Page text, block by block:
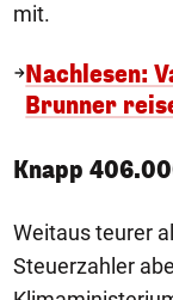
mit.
Nachlesen:
Brunner
Knapp
Weitaus teurer
Steuerzahler